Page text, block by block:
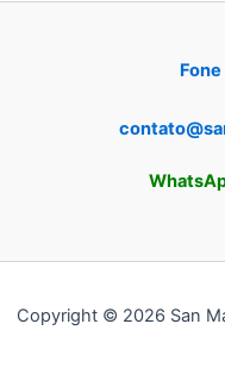
Copyright © 2026 San